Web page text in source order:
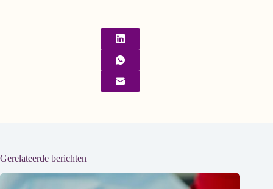
Gerelateerde berichten